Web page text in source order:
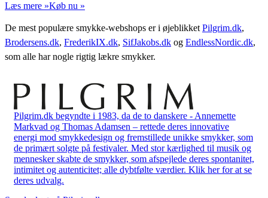
Læs mere »Køb nu »
De mest populære smykke-webshops er i øjeblikket Pilgrim.dk,
Brodersens.dk, FrederikIX.dk, SifJakobs.dk og EndlessNordic.dk,
som alle har nogle rigtig lækre smykker.
Pilgrim.dk begyndte i 1983, da de to danskere - Annemette
Markvad og Thomas Adamsen – rettede deres innovative
energi mod smykkedesign og fremstillede unikke smykker, som
de primært solgte på festivaler. Med stor kærlighed til musik og
mennesker skabte de smykker, som afspejlede deres spontanitet,
intimitet og autenticitet; alle dybtfølte værdier. Klik her for at se
deres udvalg.